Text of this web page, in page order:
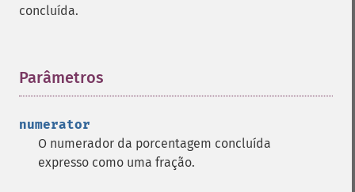
concluída.
Parâmetros
numerator
O numerador da porcentagem concluída
expresso como uma fração.